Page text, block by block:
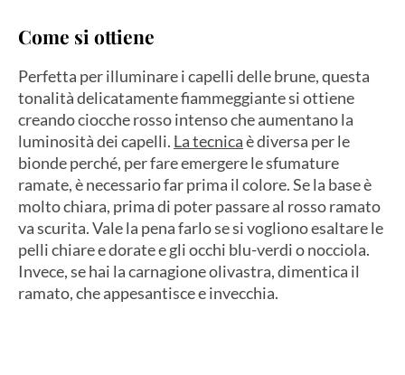
Come si ottiene
Perfetta per illuminare i capelli delle brune, questa
tonalità delicatamente fiammeggiante si ottiene
creando ciocche rosso intenso che aumentano la
luminosità dei capelli. La tecnicaè diversa per le
bionde perché, per fare emergere le sfumature
ramate, è necessario far prima il colore. Se la base è
molto chiara, prima di poter passare al rosso ramato
va scurita. Vale la pena farlo se si vogliono esaltare le
pelli chiare e dorate e gli occhi blu-verdi o nocciola.
Invece, se hai la carnagione olivastra, dimentica il
ramato, che appesantisce e invecchia.